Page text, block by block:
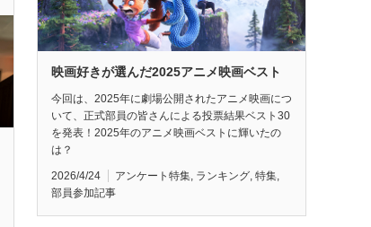
映画好きが選んだ2025アニメ映画ベスト
今回は、2025年に劇場公開されたアニメ映画につ
いて、正式部員の皆さんによる投票結果ベスト30
を発表！2025年のアニメ映画ベストに輝いたの
は？
2026/4/24 アンケート特集, ランキング, 特集,
部員参加記事